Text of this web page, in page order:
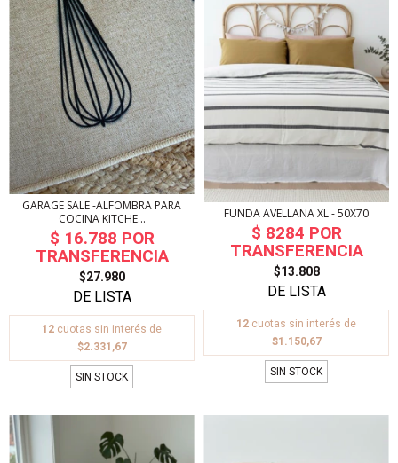
GARAGE SALE -ALFOMBRA PARA
COCINA KITCHE...
$27.980
12 cuotas sin interés de
$2.331,67
SIN STOCK
FUNDA AVELLANA XL - 50X70
$13.808
12 cuotas sin interés de
$1.150,67
SIN STOCK